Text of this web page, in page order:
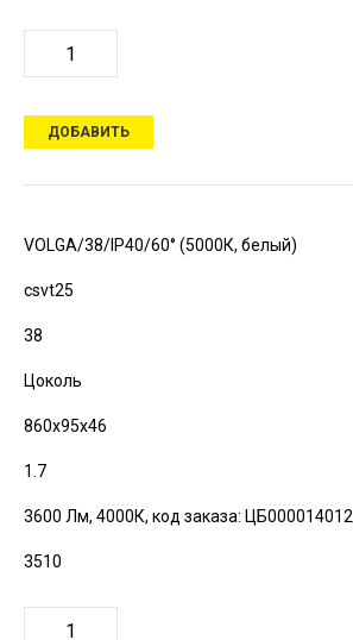
ДОБАВИТЬ
VOLGA/38/IP40/60° (5000К, белый)
csvt25
38
Цоколь
860х95х46
1.7
3600 Лм, 4000К, код заказа: ЦБ000014012
3510